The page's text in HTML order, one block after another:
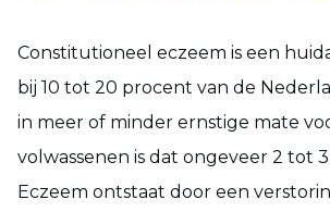
Constitutioneel eczeem is een
bij 10 tot 20 procent van de
in meer of minder ernstige mate
volwassenen is dat ongeveer 2 tot
Eczeem ontstaat door een